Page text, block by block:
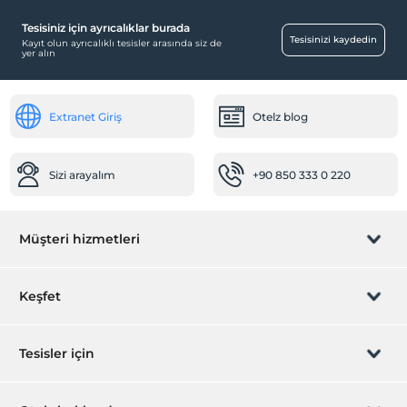
Engelli
Hastaneye kolay ulaşım (15 dakika)
Masaj
Açık Yüzme Havuzu
Odalar
Sigara içilmeyen odalar
Tesisiniz için ayrıcalıklar burada
Kayıt olun ayrıcalıklı tesisler arasında siz de
yer alın
Tesisinizi kaydedin
Extranet Giriş Otelz blog
Sizi arayalım +90 850 333 0 220
Müşteri hizmetleri
Rezervasyon yönet
Keşfet
Hediye Kart
Tesisler için